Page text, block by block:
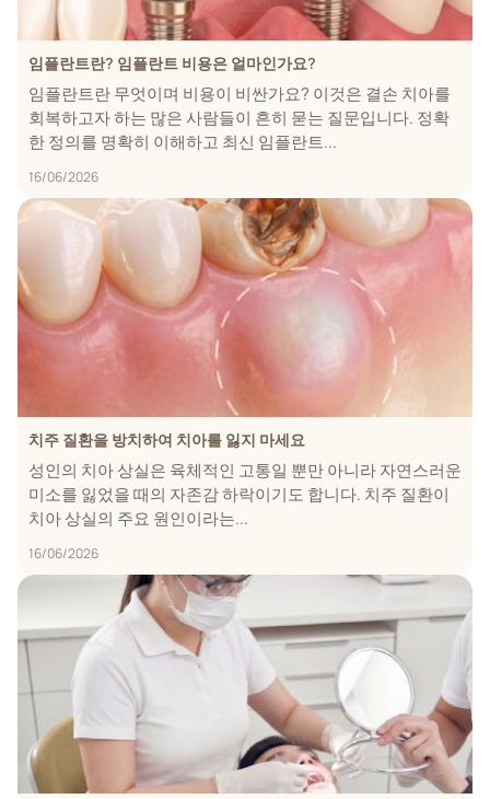
임플란트란? 임플란트 비용은 얼마인가요?
임플란트란 무엇이며 비용이 비싼가요? 이것은 결손 치아를
회복하고자 하는 많은 사람들이 흔히 묻는 질문입니다. 정확
한 정의를 명확히 이해하고 최신 임플란트...
16/06/2026
치주 질환을 방치하여 치아를 잃지 마세요
성인의 치아 상실은 육체적인 고통일 뿐만 아니라 자연스러운
미소를 잃었을 때의 자존감 하락이기도 합니다. 치주 질환이
치아 상실의 주요 원인이라는...
16/06/2026